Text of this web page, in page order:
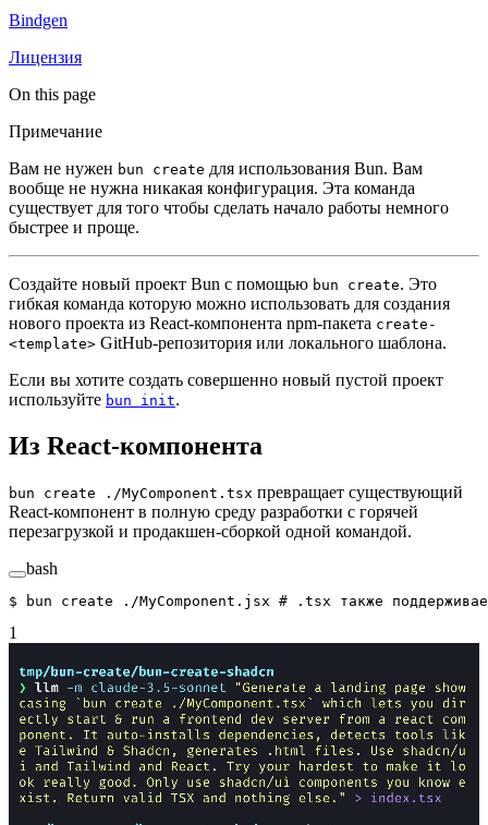
Bindgen
Лицензия
On this page
Примечание
Вам не нужен bun create для использования Bun. Вам
вообще не нужна никакая конфигурация. Эта команда
существует для того чтобы сделать начало работы немного
быстрее и проще.
Создайте новый проект Bun с помощью bun create. Это
гибкая команда которую можно использовать для создания
нового проекта из React-компонента npm-пакета create-
<template> GitHub-репозитория или локального шаблона.
Если вы хотите создать совершенно новый пустой проект
используйте bun init.
Из React-компонента
bun create ./MyComponent.tsx превращает существующий
React-компонент в полную среду разработки с горячей
перезагрузкой и продакшен-сборкой одной командой.
bash
$ bun create ./MyComponent.jsx # .tsx также
1